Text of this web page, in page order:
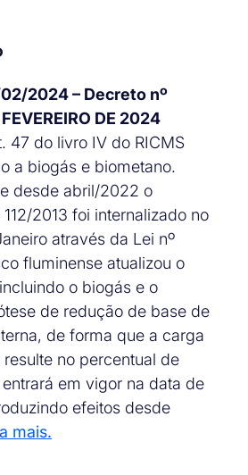
2024 – Decreto nº
DE 2024
47 do livro IV do RICMS
a biogás e biometano.
desde abril/2022 o
2013 foi internalizado no
através da Lei nº
fluminense atualizou o
o biogás e o
de redução de base de
de forma que a carga
no percentual de
em vigor na data de
efeitos desde
mais.